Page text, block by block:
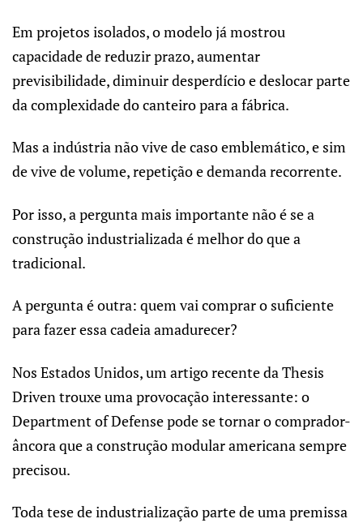
Em projetos isolados, o modelo já mostrou
capacidade de reduzir prazo, aumentar
previsibilidade, diminuir desperdício e deslocar parte
da complexidade do canteiro para a fábrica.
Mas a indústria não vive de caso emblemático, e sim
de vive de volume, repetição e demanda recorrente.
Por isso, a pergunta mais importante não é se a
construção industrializada é melhor do que a
tradicional.
A pergunta é outra: quem vai comprar o suficiente
para fazer essa cadeia amadurecer?
Nos Estados Unidos, um artigo recente da Thesis
Driven trouxe uma provocação interessante: o
Department of Defense pode se tornar o comprador-
âncora que a construção modular americana sempre
precisou.
Toda tese de industrialização parte de uma premissa